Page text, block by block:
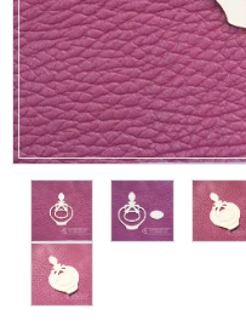
フルキット
Jolipapier
デコレーション材料
道具類
基本材料